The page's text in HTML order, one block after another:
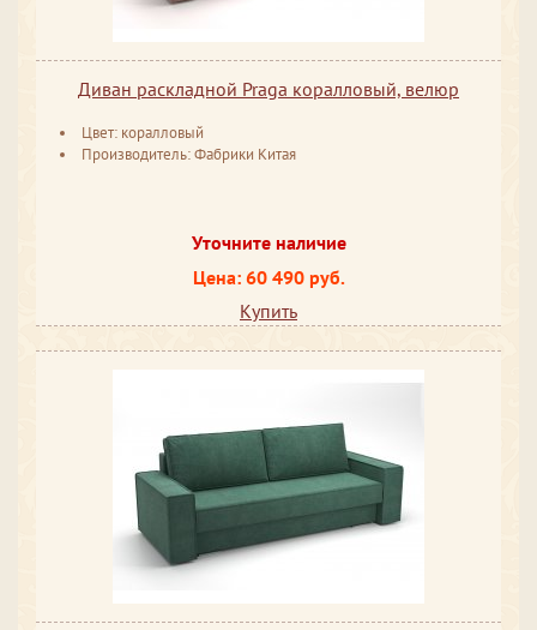
Диван раскладной Praga коралловый, велюр
Цвет: коралловый
Производитель: Фабрики Китая
Уточните наличие
Цена: 60 490 руб.
Купить